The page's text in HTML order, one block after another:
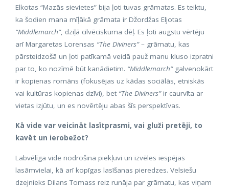
Elkotas “Mazās sievietes” bija ļoti tuvas grāmatas. Es teiktu,
ka šodien mana mīļākā grāmata ir Džordžas Eljotas
“Middlemarch”, dziļā cilvēciskuma dēļ. Es ļoti augstu vērtēju
arī Margaretas Lorensas “The Diviners”– grāmatu, kas
pārsteidzošā un ļoti patīkamā veidā pauž manu kluso izpratni
par to, ko nozīmē būt kanādietim. “Middlemarch”galvenokārt
ir kopienas romāns (fokusējas uz kādas sociālās, etniskās
vai kultūras kopienas dzīvi), bet “The Diviners”ir caurvīta ar
vietas izjūtu, un es novērtēju abas šīs perspektīvas.
Kā vide var veicināt lasītprasmi, vai gluži pretēji, to
kavēt un ierobežot?
Labvēlīga vide nodrošina piekļuvi un izvēles iespējas
lasāmvielai, kā arī kopīgas lasīšanas pieredzes. Velsiešu
dzejnieks Dilans Tomass reiz runāja par grāmatu, kas viņam